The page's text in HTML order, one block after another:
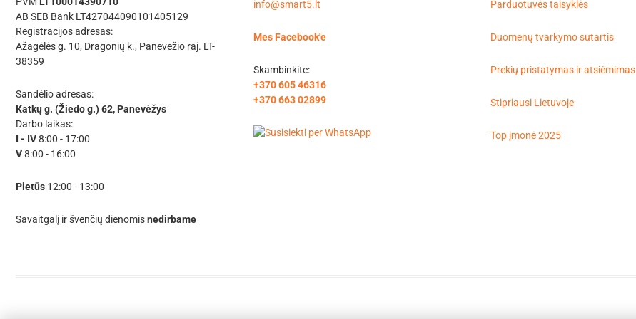
AB SEB Bank LT427044090101405129
Registracijos adresas:
Ažagėlės g. 10, Dragonių k., Panevežio raj. LT-
38359
Sandėlio adresas:
Katkų g. (Žiedo g.) 62, Panevėžys
Darbo laikas:
I - IV8:00 - 17:00
V8:00 - 16:00
Pietūs 12:00 - 13:00
Savaitgalį ir švenčių dienomisnedirbame
info@smart5.lt
Mes Facebook'e
Skambinkite:
+370 605 46316
+370 663 02899
Parduotuvės taisyklės
Duomenų tvarkymo sutartis
Prekių pristatymas ir atsiėmimas
Stipriausi Lietuvoje
Top įmonė 2025